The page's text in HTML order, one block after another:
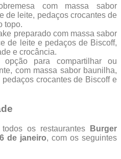
com massa sabor
de leite, pedaços crocantes de
topo.
preparado com massa sabor
de leite e pedaços de Biscoff,
e crocância.
opção para compartilhar ou
com massa sabor baunilha,
crocantes de Biscoff e
os restaurantes
Burger
de janeiro, com os seguintes